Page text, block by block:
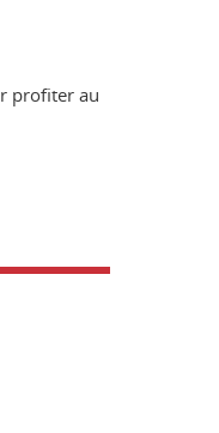
profiter au